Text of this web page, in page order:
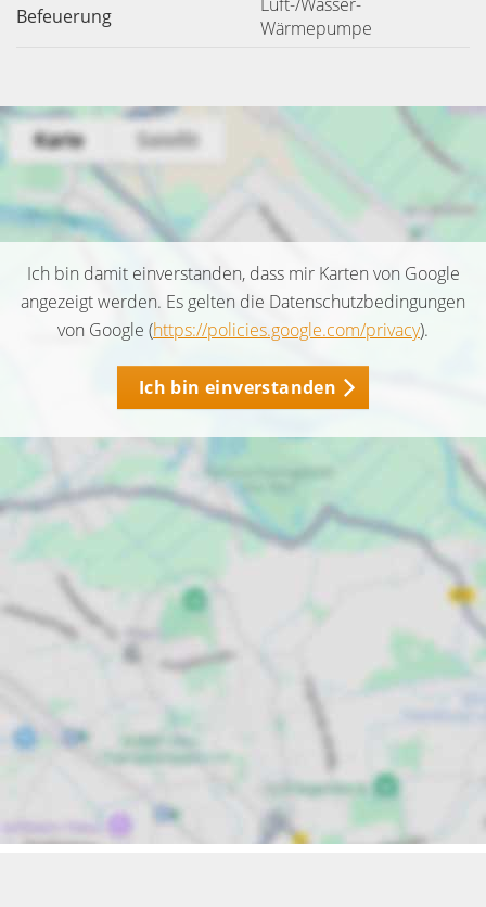
Befeuerung
Wärmepumpe
Ich bin damit einverstanden, dass mir Karten von Google
angezeigt werden. Es gelten die Datenschutzbedingungen
von Google (https://policies.google.com/privacy).
Ich bin einverstanden